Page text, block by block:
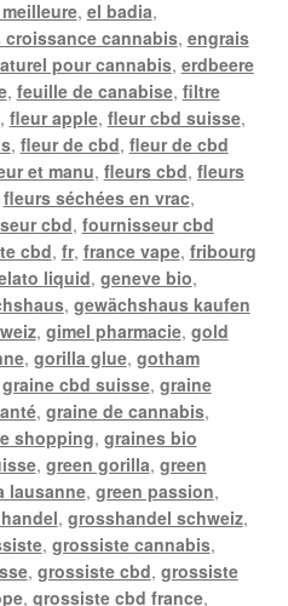
, el badia,
croissance cannabis, engrais
pour cannabis, erdbeere
, feuille de canabise, filtre
, fleur apple, fleur cbd suisse,
, fleur de cbd, fleur de cbd
et manu, fleurs cbd, fleurs
fleurs séchées en vrac,
cbd, fournisseur cbd
cbd, fr, france vape, fribourg
liquid, geneve bio,
, gewächshaus kaufen
, gimel pharmacie, gold
, gorilla glue, gotham
graine cbd suisse, graine
, graine de cannabis,
shopping, graines bio
, green gorilla, green
lausanne, green passion,
, grosshandel schweiz,
, grossiste cannabis,
, grossiste cbd, grossiste
, grossiste cbd france,